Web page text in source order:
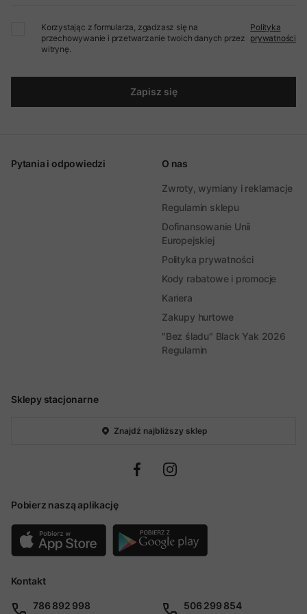
Korzystając z formularza, zgadzasz się na
przechowywanie i przetwarzanie twoich danych przez
witrynę.
Polityka
prywatności
Zapisz się
Sklepy stacjonarne
Znajdź najbliższy sklep
Pobierz naszą aplikację
Pytania i odpowiedzi O nas
Zwroty, wymiany i reklamacje
Regulamin sklepu
Dofinansowanie Unii
Europejskiej
Polityka prywatności
Kody rabatowe i promocje
Kariera
Zakupy hurtowe
"Bez śladu" Black Yak 2026
Regulamin
Kontakt
786 892 998 506 299 854